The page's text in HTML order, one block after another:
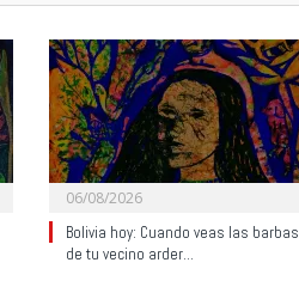
06/08/2026
Bolivia hoy: Cuando veas las barbas
de tu vecino arder…